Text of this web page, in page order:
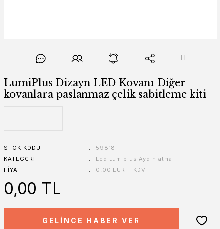
LumiPlus Dizayn LED Kovanı Diğer
kovanlara paslanmaz çelik sabitleme kiti
STOK KODU
59818
KATEGORI
Led Lumiplus Aydınlatma
FIYAT
0,00 EUR + KDV
0,00 TL
GELİNCE HABER VER